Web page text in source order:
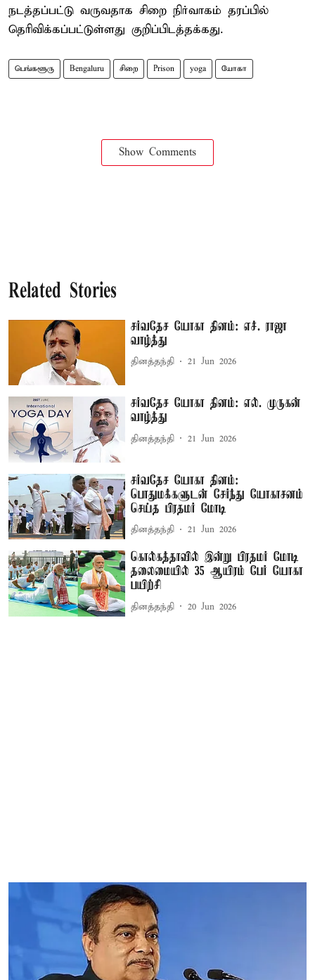
நடத்தப்பட்டு வருவதாக சிறை நிர்வாகம் தரப்பில்
தெரிவிக்கப்பட்டுள்ளது குறிப்பிடத்தக்கது.
பெங்களூரு Bengaluru சிறை Prison yoga யோகா
Show Comments
Related Stories
சர்வதேச யோகா தினம்: எச். ராஜா
வாழ்த்து
தினத்தந்தி 21 Jun 2026
சர்வதேச யோகா தினம்: எல். முருகன்
வாழ்த்து
தினத்தந்தி 21 Jun 2026
சர்வதேச யோகா தினம்:
பொதுமக்களுடன் சேர்ந்து யோகாசனம்
செய்த பிரதமர் மோடி
தினத்தந்தி 21 Jun 2026
கொல்கத்தாவில் இன்று பிரதமர் மோடி
தலைமையில் 35 ஆயிரம் பேர் யோகா
பயிற்சி
தினத்தந்தி 20 Jun 2026